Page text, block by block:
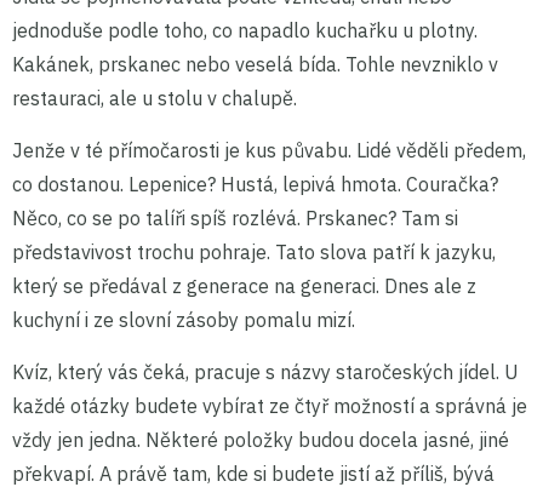
jednoduše podle toho, co napadlo kuchařku u plotny.
Kakánek, prskanec nebo veselá bída. Tohle nevzniklo v
restauraci, ale u stolu v chalupě.
Jenže v té přímočarosti je kus půvabu. Lidé věděli předem,
co dostanou. Lepenice? Hustá, lepivá hmota. Couračka?
Něco, co se po talíři spíš rozlévá. Prskanec? Tam si
představivost trochu pohraje. Tato slova patří k jazyku,
který se předával z generace na generaci. Dnes ale z
kuchyní i ze slovní zásoby pomalu mizí.
Kvíz, který vás čeká, pracuje s názvy staročeských jídel. U
každé otázky budete vybírat ze čtyř možností a správná je
vždy jen jedna. Některé položky budou docela jasné, jiné
překvapí. A právě tam, kde si budete jistí až příliš, bývá